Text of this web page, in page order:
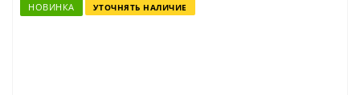
НОВИНКА УТОЧНЯТЬ НАЛИЧИЕ